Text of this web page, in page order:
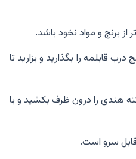
برنج و مواد نخود باشد.
قابلمه را بگذارید و بزارید تا
هندی را درون ظرف بکشید و با
سرو است.